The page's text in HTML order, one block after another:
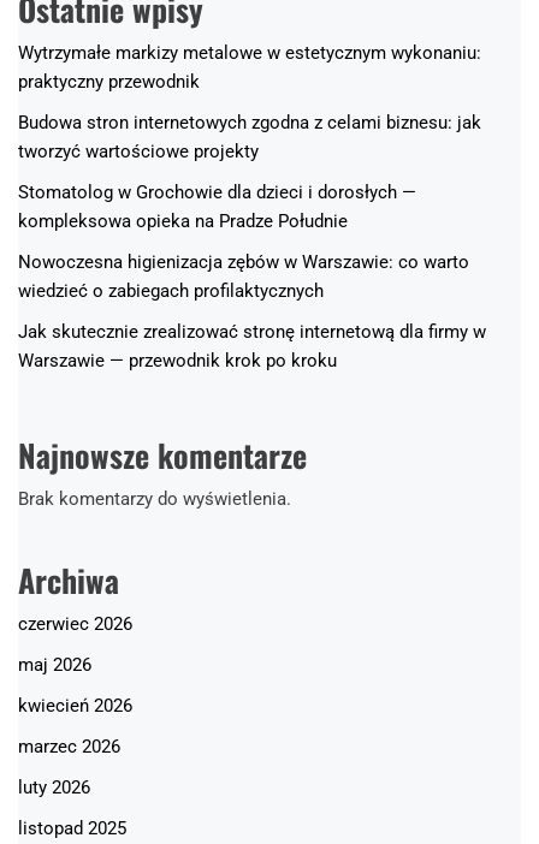
Ostatnie wpisy
Wytrzymałe markizy metalowe w estetycznym wykonaniu:
praktyczny przewodnik
Budowa stron internetowych zgodna z celami biznesu: jak
tworzyć wartościowe projekty
Stomatolog w Grochowie dla dzieci i dorosłych —
kompleksowa opieka na Pradze Południe
Nowoczesna higienizacja zębów w Warszawie: co warto
wiedzieć o zabiegach profilaktycznych
Jak skutecznie zrealizować stronę internetową dla firmy w
Warszawie — przewodnik krok po kroku
Najnowsze komentarze
Brak komentarzy do wyświetlenia.
Archiwa
czerwiec 2026
maj 2026
kwiecień 2026
marzec 2026
luty 2026
listopad 2025